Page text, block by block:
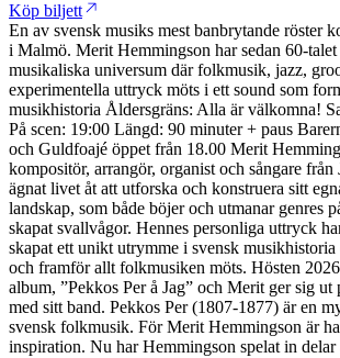
Köp biljett
En av svensk musiks mest banbrytande röster
i Malmö. Merit Hemmingson har sedan 60-talet
musikaliska universum där folkmusik, jazz,
experimentella uttryck möts i ett sound som
musikhistoria Åldersgräns: Alla är välkomna!
På scen: 19:00 Längd: 90 minuter + paus
och Guldfoajé öppet från 18.00 Merit
kompositör, arrangör, organist och sångare
ägnat livet åt att utforska och konstruera sitt
landskap, som både böjer och utmanar genres
skapat svallvågor. Hennes personliga uttryck
skapat ett unikt utrymme i svensk
och framför allt folkmusiken möts. Hösten
album, ”Pekkos Per å Jag” och Merit ger sig ut
med sitt band. Pekkos Per (1807-1877) är en
svensk folkmusik. För Merit Hemmingson är
inspiration. Nu har Hemmingson spelat in delar